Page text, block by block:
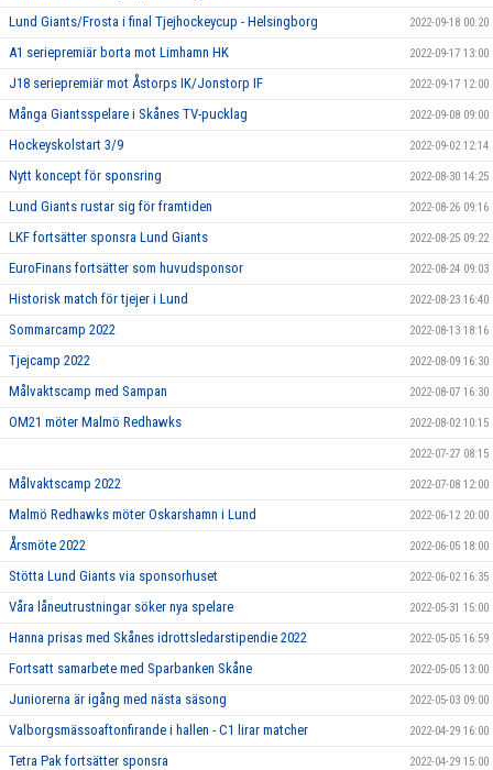
Lund Giants/Frosta i final Tjejhockeycup - Helsingborg 2022-09-18 00:20
A1 seriepremiär borta mot Limhamn HK 2022-09-17 13:00
J18 seriepremiär mot Åstorps IK/Jonstorp IF 2022-09-17 12:00
Många Giantsspelare i Skånes TV-pucklag 2022-09-08 09:00
Hockeyskolstart 3/9 2022-09-02 12:14
Nytt koncept för sponsring 2022-08-30 14:25
Lund Giants rustar sig för framtiden 2022-08-26 09:16
LKF fortsätter sponsra Lund Giants 2022-08-25 09:22
EuroFinans fortsätter som huvudsponsor 2022-08-24 09:03
Historisk match för tjejer i Lund 2022-08-23 16:40
Sommarcamp 2022 2022-08-13 18:16
Tjejcamp 2022 2022-08-09 16:30
Målvaktscamp med Sampan 2022-08-07 16:30
OM21 möter Malmö Redhawks 2022-08-02 10:15
2022-07-27 08:15
Målvaktscamp 2022 2022-07-08 12:00
Malmö Redhawks möter Oskarshamn i Lund 2022-06-12 20:00
Årsmöte 2022 2022-06-05 18:00
Stötta Lund Giants via sponsorhuset 2022-06-02 16:35
Våra låneutrustningar söker nya spelare 2022-05-31 15:00
Hanna prisas med Skånes idrottsledarstipendie 2022 2022-05-05 16:59
Fortsatt samarbete med Sparbanken Skåne 2022-05-05 13:00
Juniorerna är igång med nästa säsong 2022-05-03 09:00
Valborgsmässoaftonfirande i hallen - C1 lirar matcher 2022-04-29 16:00
Tetra Pak fortsätter sponsra 2022-04-29 15:00